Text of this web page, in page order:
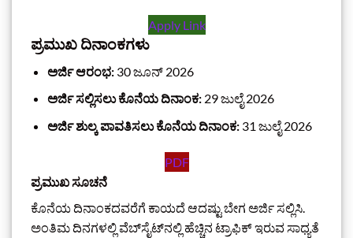
Apply Link
ಪ್ರಮುಖ ದಿನಾಂಕಗಳು
ಅರ್ಜಿ ಆರಂಭ:30 ಜೂನ್ 2026
ಅರ್ಜಿ ಸಲ್ಲಿಸಲು ಕೊನೆಯ ದಿನಾಂಕ:29 ಜುಲೈ 2026
ಅರ್ಜಿ ಶುಲ್ಕ ಪಾವತಿಸಲು ಕೊನೆಯ ದಿನಾಂಕ:31 ಜುಲೈ 2026
PDF
ಪ್ರಮುಖ ಸೂಚನೆ
ಕೊನೆಯ ದಿನಾಂಕದವರೆಗೆ ಕಾಯದೆ ಆದಷ್ಟು ಬೇಗ ಅರ್ಜಿ ಸಲ್ಲಿಸಿ.
ಅಂತಿಮ ದಿನಗಳಲ್ಲಿ ವೆಬ್‌ಸೈಟ್‌ನಲ್ಲಿ ಹೆಚ್ಚಿನ ಟ್ರಾಫಿಕ್ ಇರುವ ಸಾಧ್ಯತೆ